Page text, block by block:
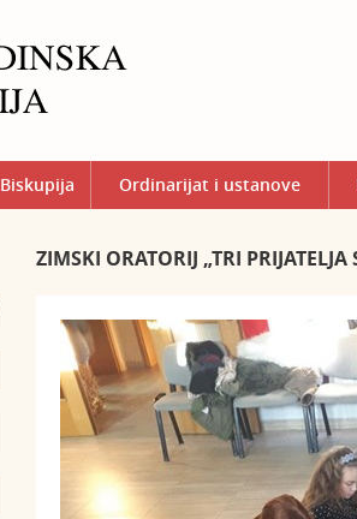
Biskupija Ordinarijat i ustanove
ZIMSKI ORATORIJ „TRI